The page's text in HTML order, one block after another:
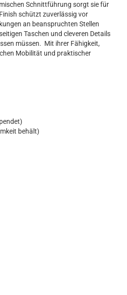
Schnittführung sorgt sie für
schützt zuverlässig vor
an beanspruchten Stellen
Taschen und cleveren Details
müssen. Mit ihrer Fähigkeit,
Mobilität und praktischer
behält)